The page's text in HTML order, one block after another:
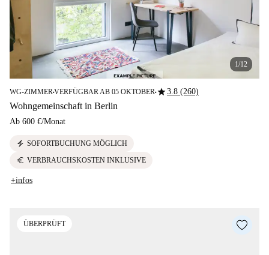
1/12
WG-ZIMMER■VERFÜGBAR AB 05 OKTOBER■star3.8 (260)
Wohngemeinschaft in Berlin
Ab 600 €/Monat
electric_bolt SOFORTBUCHUNG MÖGLICH
euro VERBRAUCHSKOSTEN INKLUSIVE
+infos
ÜBERPRÜFT